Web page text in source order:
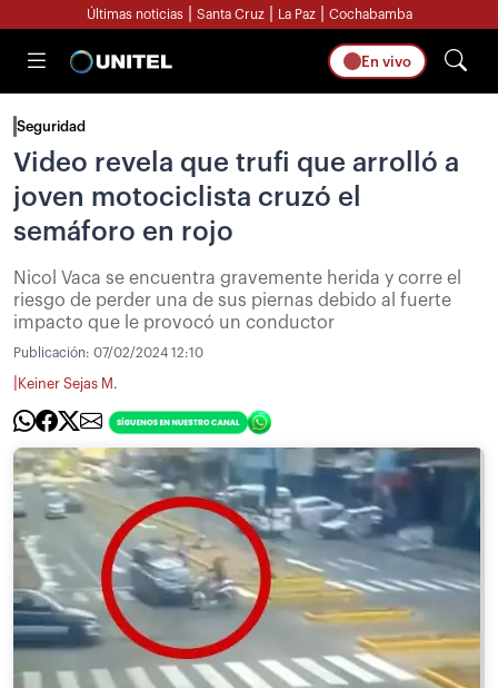
Últimas noticias Santa Cruz La Paz Cochabamba
En vivo
Seguridad
Video revela que trufi que arrolló a
joven motociclista cruzó el
semáforo en rojo
Nicol Vaca se encuentra gravemente herida y corre el
riesgo de perder una de sus piernas debido al fuerte
impacto que le provocó un conductor
Publicación: 07/02/2024 12:10
Keiner Sejas M.